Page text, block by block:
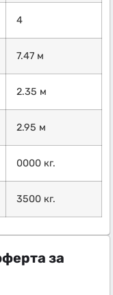
4
7.47 м
2.35 м
2.95 м
0000 кг.
3500 кг.
за